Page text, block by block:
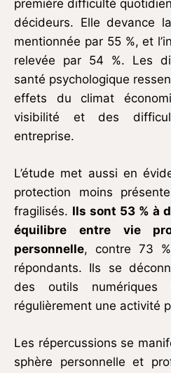
première difficulté
décideurs. Elle devance
mentionnée par 55 %, et
relevée par 54 %. Les
santé psychologique
effets du climat
visibilité et des
entreprise.
L’étude met aussi en
protection moins
fragilisés. Ils sont 53 % à
équilibre entre vie
personnelle, contre 73 %
répondants. Ils se
des outils numériques
régulièrement une activité
Les répercussions se
sphère personnelle et